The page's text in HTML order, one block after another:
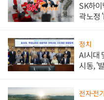
SK하
곽노정
정치
AI시대
시동, '
전자·전